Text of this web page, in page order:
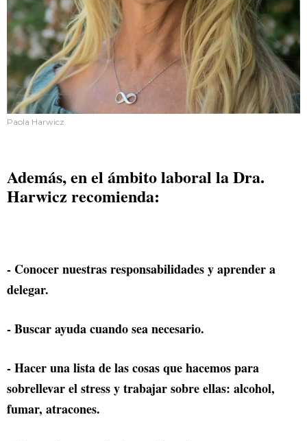
Paola Harwicz
Además, en el ámbito laboral la Dra.
Harwicz recomienda:
- Conocer nuestras responsabilidades y aprender a
delegar.
- Buscar ayuda cuando sea necesario.
- Hacer una lista de las cosas que hacemos para
sobrellevar el stress y trabajar sobre ellas: alcohol,
fumar, atracones.